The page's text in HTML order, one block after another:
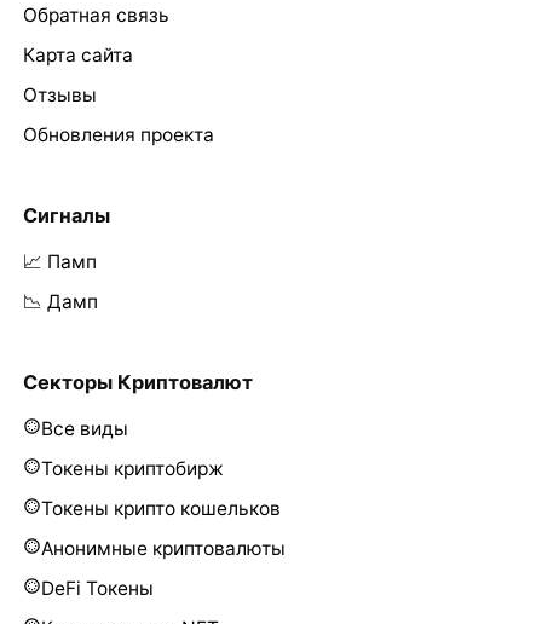
Обратная связь
Карта сайта
Отзывы
Обновления проекта
Сигналы
📈 Памп
📉 Дамп
Секторы Криптовалют
Все виды
Токены криптобирж
Токены крипто кошельков
Анонимные криптовалюты
DeFi Токены